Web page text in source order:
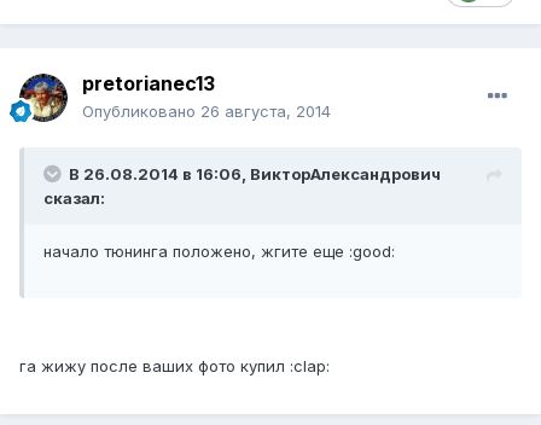
pretorianec13
Опубликовано 26 августа, 2014
В 26.08.2014 в 16:06, ВикторАлександрович
сказал:
начало тюнинга положено, жгите еще :good:
га жижу после ваших фото купил :clap: